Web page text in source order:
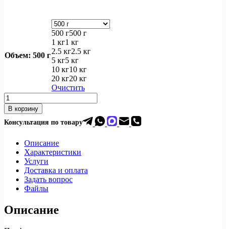
Объем: 500 г
500 г500 г
1 кг1 кг
2.5 кг2.5 кг
5 кг5 кг
10 кг10 кг
20 кг20 кг
Очистить
Количество
товара
Эпоксидная
шпатлевка
Marine
сверхплотная
В корзину
Консультация по товару
Описание
Характеристики
Услуги
Доставка и оплата
Задать вопрос
Файлы
Описание